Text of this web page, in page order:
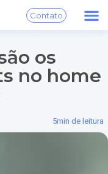
Contato
os
no home
5min de leitura